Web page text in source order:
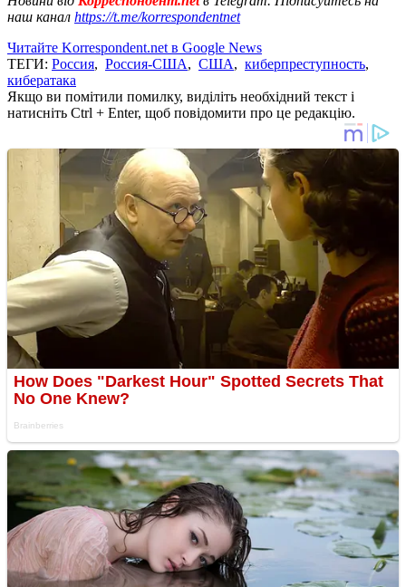
наш канал https://t.me/korrespondentnet
Читайте Korrespondent.net в Google News
ТЕГИ: Россия, Россия-США, США, киберпреступность,
кибератака
Якщо ви помітили помилку, виділіть необхідний текст і
натисніть Ctrl + Enter, щоб повідомити про це редакцію.